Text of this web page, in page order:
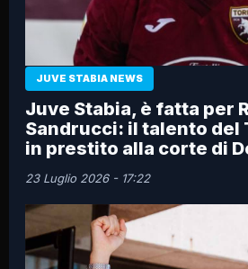
JUVE STABIA NEWS
Juve Stabia, è fatta per
Sandrucci: il talento del
in prestito alla corte di
23 Luglio 2026 - 17:22